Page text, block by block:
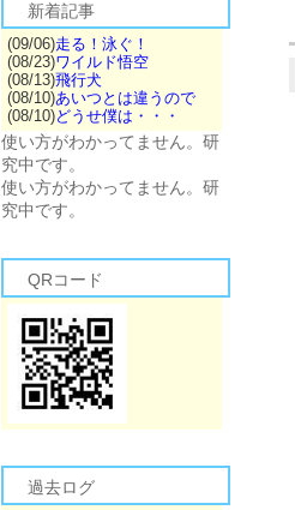
新着記事
(09/06)走る！泳ぐ！
(08/23)ワイルド悟空
(08/13)飛行犬
(08/10)あいつとは違うので
(08/10)どうせ僕は・・・
使い方がわかってません。研
究中です。
使い方がわかってません。研
究中です。
QRコード
過去ログ